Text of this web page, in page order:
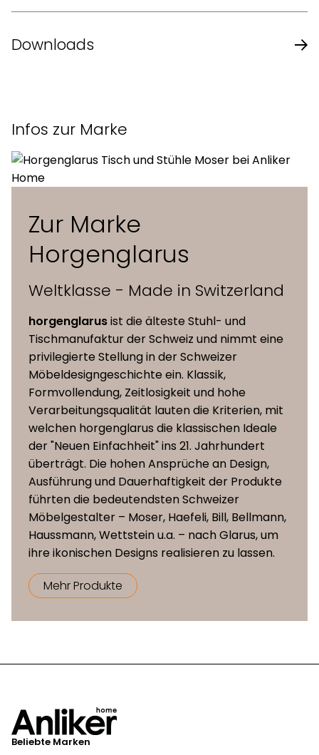
Hinterfüsse und
Rücken
gebogenes Massivholz
Extras
Sitzhöhe 47 cm
Downloads
Infos zur Marke
Zur Marke
Horgenglarus
Weltklasse - Made in Switzerland
horgenglarusist die älteste Stuhl- und
Tischmanufaktur der Schweiz und nimmt eine
privilegierte Stellung in der Schweizer
Möbeldesigngeschichte ein. Klassik,
Formvollendung, Zeitlosigkeit und hohe
Verarbeitungsqualität lauten die Kriterien, mit
welchen horgenglarus die klassischen Ideale
der "Neuen Einfachheit" ins 21. Jahrhundert
überträgt. Die hohen Ansprüche an Design,
Ausführung und Dauerhaftigkeit der Produkte
führten die bedeutendsten Schweizer
Möbelgestalter – Moser, Haefeli, Bill, Bellmann,
Haussmann, Wettstein u.a. – nach Glarus, um
ihre ikonischen Designs realisieren zu lassen.
Mehr Produkte
Beliebte Marken